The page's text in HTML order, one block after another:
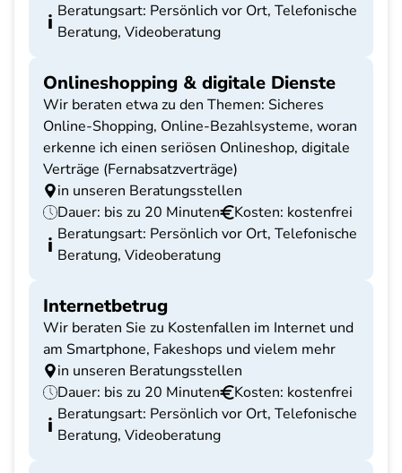
Beratungsart: Persönlich vor Ort, Telefonische
Beratung, Videoberatung
Onlineshopping & digitale Dienste
Wir beraten etwa zu den Themen: Sicheres
Online-Shopping, Online-Bezahlsysteme, woran
erkenne ich einen seriösen Onlineshop, digitale
Verträge (Fernabsatzverträge)
in unseren Beratungsstellen
Dauer: bis zu 20 Minuten
Kosten: kostenfrei
Beratungsart: Persönlich vor Ort, Telefonische
Beratung, Videoberatung
Internetbetrug
Wir beraten Sie zu Kostenfallen im Internet und
am Smartphone, Fakeshops und vielem mehr
in unseren Beratungsstellen
Dauer: bis zu 20 Minuten
Kosten: kostenfrei
Beratungsart: Persönlich vor Ort, Telefonische
Beratung, Videoberatung